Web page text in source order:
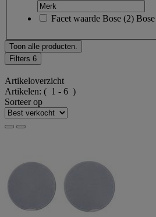
Facet waarde Bose (2) Bose
Toon alle producten.
Filters 6
Artikeloverzicht
Artikelen: ( 1 - 6 )
Sorteer op